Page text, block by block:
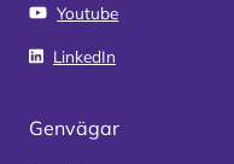
Youtube
LinkedIn
Genvägar